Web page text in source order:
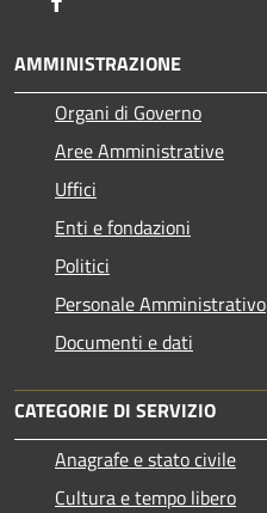
AMMINISTRAZIONE
Organi di Governo
Aree Amministrative
Uffici
Enti e fondazioni
Politici
Personale Amministrativo
Documenti e dati
CATEGORIE DI SERVIZIO
Anagrafe e stato civile
Cultura e tempo libero